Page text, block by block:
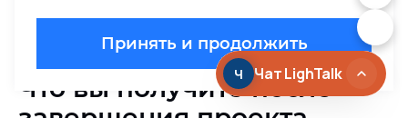
Что вы получите после
Принять и продолжить